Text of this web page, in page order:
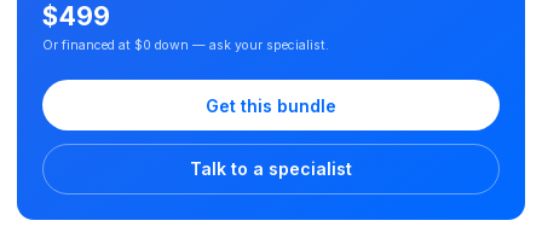
$499
Or financed at $0 down — ask your specialist.
Get this bundle
Talk to a specialist